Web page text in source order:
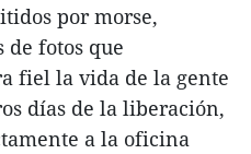
por morse,
fotos que
fiel la vida de la gente
días de la liberación,
a la oficina